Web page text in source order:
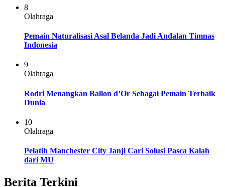
8
Olahraga
Pemain Naturalisasi Asal Belanda Jadi Andalan Timnas
Indonesia
9
Olahraga
Rodri Menangkan Ballon d’Or Sebagai Pemain Terbaik
Dunia
10
Olahraga
Pelatih Manchester City Janji Cari Solusi Pasca Kalah
dari MU
Berita Terkini